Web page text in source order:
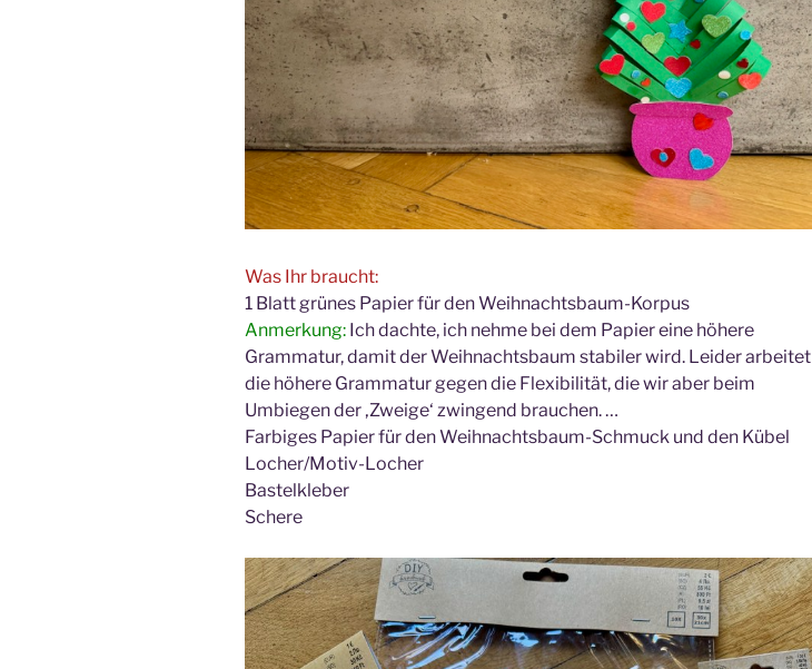
Was Ihr braucht:
1 Blatt grünes Papier für den Weihnachtsbaum-Korpus
Anmerkung: Ich dachte, ich nehme bei dem Papier eine höhere
Grammatur, damit der Weihnachtsbaum stabiler wird. Leider arbeitet
die höhere Grammatur gegen die Flexibilität, die wir aber beim
Umbiegen der ‚Zweige‘ zwingend brauchen. …
Farbiges Papier für den Weihnachtsbaum-Schmuck und den Kübel
Locher/Motiv-Locher
Bastelkleber
Schere